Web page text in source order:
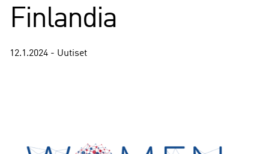
Finlandia
12.1.2024 - Uutiset